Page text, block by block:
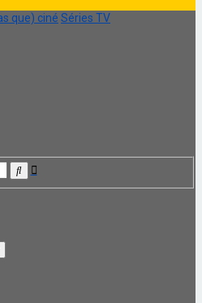
que) ciné Séries TV
Rechercher
Recherche